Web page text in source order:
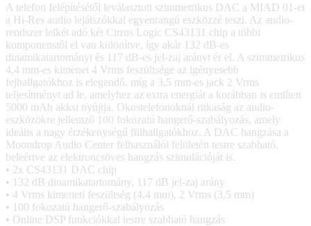
A telefon felépítésétől leválasztott szimmetrikus DAC a MIAD 01-et
a Hi-Res audio lejátszókkal egyenrangú eszközzé teszi. Az audio-
rendszer lelkét adó két Cirrus Logic CS43131 chip a többi
komponenstől el van különítve, így akár 132 dB-es
dinamikatartományt és 117 dB-es jel-zaj arányt ér el. A szimmetrikus
4,4 mm-es kimenet 4 Vrms feszültsége az igényesebb
fejhallgatókhoz is elegendő, míg a 3,5 mm-es jack 2 Vrms
teljesítményt ad le, amelyhez az extra energiát a korábban is említett
5000 mAh akksi nyújtja. Okostelefonoknál ritkaság az audio-
eszközökre jellemző 100 fokozatú hangerő-szabályozás, amely
ideális a nagy érzékenységű fülhallgatókhoz. A DAC hangzása a
Moondrop Audio Center felhasználói felületén testre szabható,
beleértve az elektroncsöves hangzás szimulációját is.
• 2x CS43131 DAC chip
• 132 dB dinamikatartomány, 117 dB jel-zaj arány
• 4 Vrms kimeneti feszültség (4,4 mm), 2 Vrms (3,5 mm)
• 100 fokozatú hangerő-szabályozás
• Online DSP funkciókkal testre szabható hangzás